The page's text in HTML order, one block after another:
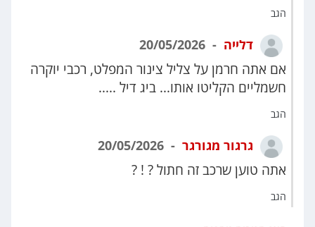
הגב
דלייה
אם אתה חרמן על צליל צינור המפלט, רכבי יוקרה
חשמליים הקליטו אותו... ביג דיל .....
הגב
גרגור מגורגר
אתה טוען שרכב זה חתול ? ! ?
הגב